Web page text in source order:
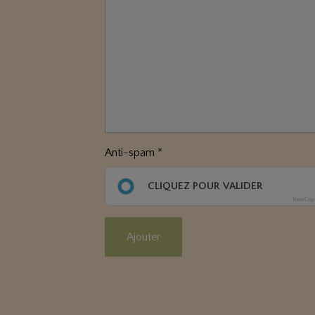
Anti-spam
CLIQUEZ POUR VALIDER
Ajouter